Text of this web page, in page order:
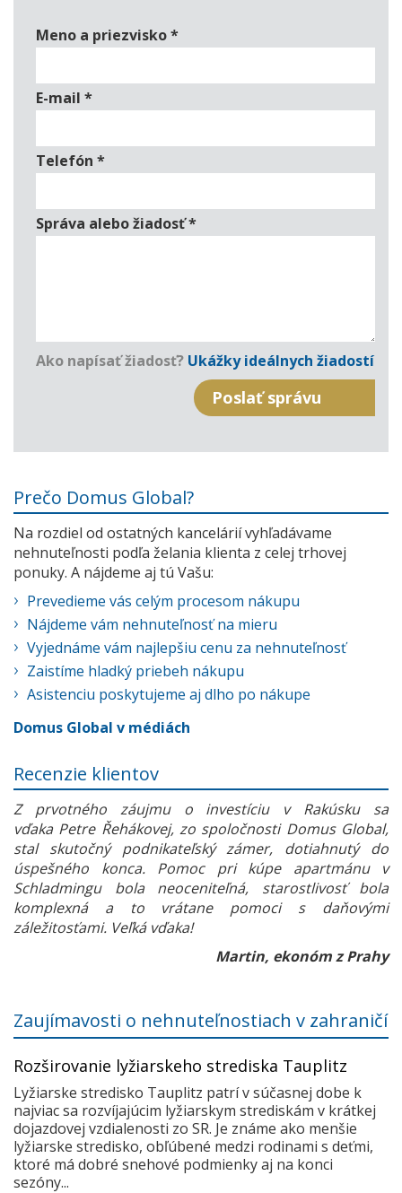
Meno a priezvisko*
E-mail *
Telefón *
Správa alebo žiadosť*
Ako napísať žiadosť? Ukážky ideálnych žiadostí
Prečo Domus Global?
Na rozdiel od ostatných kancelárií vyhľadávame
nehnuteľnosti podľa želania klienta z celej trhovej
ponuky. A nájdeme aj tú Vašu:
Prevedieme vás celým procesom nákupu
Nájdeme vám nehnuteľnosť na mieru
Vyjednáme vám najlepšiu cenu za nehnuteľnosť
Zaistíme hladký priebeh nákupu
Asistenciu poskytujeme aj dlho po nákupe
Domus Global v médiách
Recenzie klientov
Z prvotného záujmu o investíciu v Rakúsku sa
vďaka Petre Řehákovej, zo spoločnosti Domus Global,
stal skutočný podnikateľský zámer, dotiahnutý do
úspešného konca. Pomoc pri kúpe apartmánu v
Schladmingu bola neoceniteľná, starostlivosť bola
komplexná a to vrátane pomoci s daňovými
záležitosťami. Veľká vďaka!
Martin, ekonóm z Prahy
Zaujímavosti o nehnuteľnostiach v zahraničí
Rozširovanie lyžiarskeho strediska Tauplitz
Lyžiarske stredisko Tauplitz patrí v súčasnej dobe k
najviac sa rozvíjajúcim lyžiarskym strediskám v krátkej
dojazdovej vzdialenosti zo SR. Je známe ako menšie
lyžiarske stredisko, obľúbené medzi rodinami s deťmi,
ktoré má dobré snehové podmienky aj na konci
sezóny...